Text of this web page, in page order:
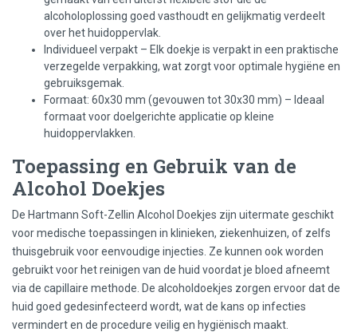
alcoholoplossing goed vasthoudt en gelijkmatig verdeelt
over het huidoppervlak.
Individueel verpakt – Elk doekje is verpakt in een praktische
verzegelde verpakking, wat zorgt voor optimale hygiëne en
gebruiksgemak.
Formaat: 60x30 mm (gevouwen tot 30x30 mm) – Ideaal
formaat voor doelgerichte applicatie op kleine
huidoppervlakken.
Toepassing en Gebruik van de
Alcohol Doekjes
De Hartmann Soft-Zellin Alcohol Doekjes zijn uitermate geschikt
voor medische toepassingen in klinieken, ziekenhuizen, of zelfs
thuisgebruik voor eenvoudige injecties. Ze kunnen ook worden
gebruikt voor het reinigen van de huid voordat je bloed afneemt
via de capillaire methode. De alcoholdoekjes zorgen ervoor dat de
huid goed gedesinfecteerd wordt, wat de kans op infecties
vermindert en de procedure veilig en hygiënisch maakt.